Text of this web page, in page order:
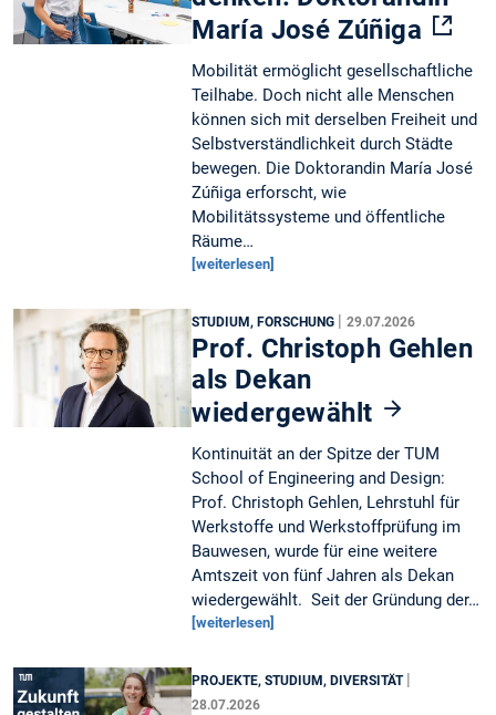
María José Zúñiga
Mobilität ermöglicht gesellschaftliche
Teilhabe. Doch nicht alle Menschen
können sich mit derselben Freiheit und
Selbstverständlichkeit durch Städte
bewegen. Die Doktorandin María José
Zúñiga erforscht, wie
Mobilitätssysteme und öffentliche
Räume…
[weiterlesen]
STUDIUM, FORSCHUNG |29.07.2026
Prof. Christoph Gehlen
als Dekan
wiedergewählt
Kontinuität an der Spitze der TUM
School of Engineering and Design:
Prof. Christoph Gehlen, Lehrstuhl für
Werkstoffe und Werkstoffprüfung im
Bauwesen, wurde für eine weitere
Amtszeit von fünf Jahren als Dekan
wiedergewählt. Seit der Gründung der…
[weiterlesen]
PROJEKTE, STUDIUM, DIVERSITÄT |
28.07.2026